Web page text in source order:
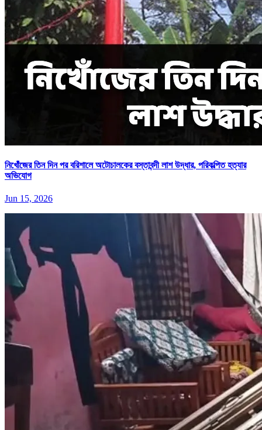
নিখোঁজের তিন দিন পর বরিশালে অটোচালকের বস্তাবন্দী লাশ উদ্ধার, পরিকল্পিত হত্যার
অভিযোগ
Jun 15, 2026